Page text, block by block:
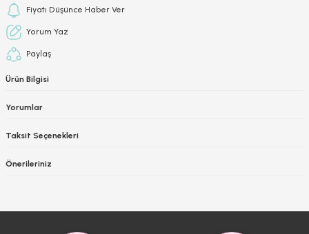
Fiyatı Düşünce Haber Ver
Yorum Yaz
Paylaş
Ürün Bilgisi
Yorumlar
Taksit Seçenekleri
Önerileriniz